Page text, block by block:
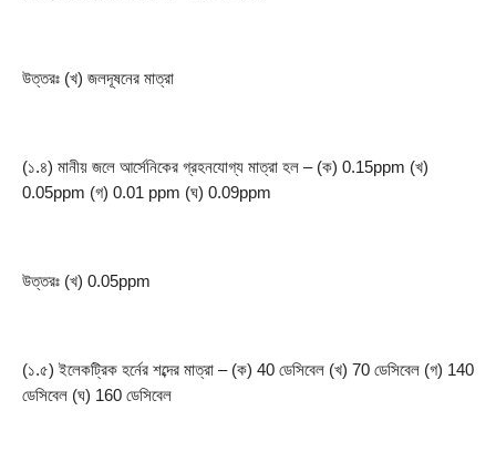
উত্তরঃ (খ) জলদূষনের মাত্রা
(১.৪) মানীয় জলে আর্সেনিকের গ্রহনযোগ্য মাত্রা হল – (ক) 0.15ppm (খ)
0.05ppm (গ) 0.01 ppm (ঘ) 0.09ppm
উত্তরঃ (খ) 0.05ppm
(১.৫) ইলেকট্রিক হর্নের শব্দের মাত্রা – (ক) 40 ডেসিবেল (খ) 70 ডেসিবেল (গ) 140
ডেসিবেল (ঘ) 160 ডেসিবেল